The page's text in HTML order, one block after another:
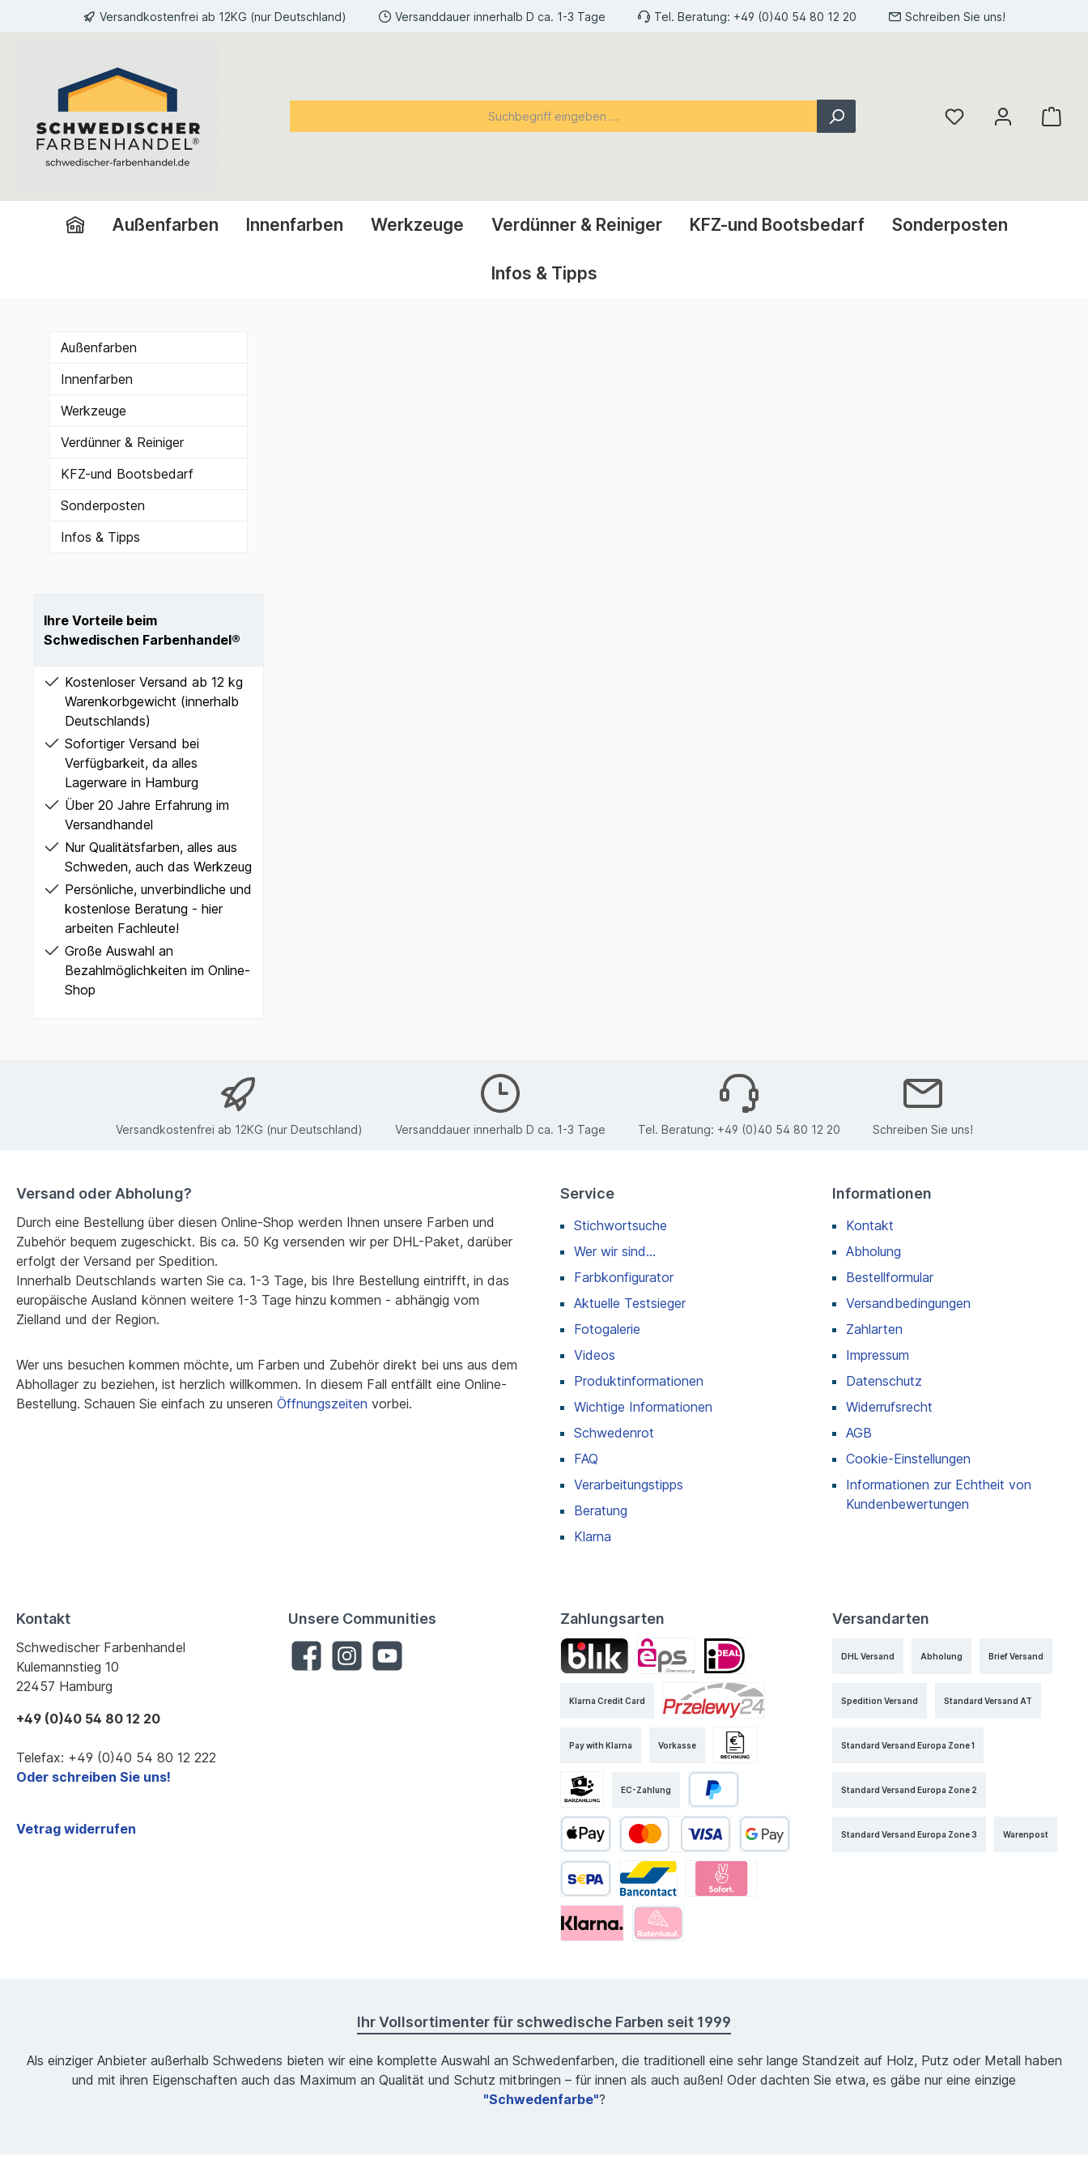
springen Versandkostenfrei ab 12KG (nur Deutschland) Versanddauer innerhalb D ca. 1-3 Tage Tel. Beratung: +49 (0)40 54 80 12 20 Schreiben Sie uns!
Außenfarben Innenfarben Werkzeuge Verdünner & Reiniger KFZ-und Bootsbedarf Sonderposten
Infos & Tipps
Außenfarben
Innenfarben
Werkzeuge
Verdünner & Reiniger
KFZ-und Bootsbedarf
Sonderposten
Infos & Tipps
Ihre Vorteile beim
Schwedischen Farbenhandel®
Kostenloser Versand ab 12 kg
Warenkorbgewicht (innerhalb
Deutschlands)
Sofortiger Versand bei
Verfügbarkeit, da alles
Lagerware in Hamburg
Über 20 Jahre Erfahrung im
Versandhandel
Nur Qualitätsfarben, alles aus
Schweden, auch das Werkzeug
Persönliche, unverbindliche und
kostenlose Beratung - hier
arbeiten Fachleute!
Große Auswahl an
Bezahlmöglichkeiten im Online-
Shop
Versandkostenfrei ab 12KG (nur Deutschland) Versanddauer innerhalb D ca. 1-3 Tage Tel. Beratung: +49 (0)40 54 80 12 20 Schreiben Sie uns!
Versand oder Abholung?
Durch eine Bestellung über diesen Online-Shop werden Ihnen unsere Farben und
Zubehör bequem zugeschickt. Bis ca. 50 Kg versenden wir per DHL-Paket, darüber
erfolgt der Versand per Spedition.
Innerhalb Deutschlands warten Sie ca. 1-3 Tage, bis Ihre Bestellung eintrifft, in das
europäische Ausland können weitere 1-3 Tage hinzu kommen - abhängig vom
Zielland und der Region.
Wer uns besuchen kommen möchte, um Farben und Zubehör direkt bei uns aus dem
Abhollager zu beziehen, ist herzlich willkommen. In diesem Fall entfällt eine Online-
Bestellung. Schauen Sie einfach zu unseren Öffnungszeiten vorbei.
Service
Stichwortsuche
Wer wir sind...
Farbkonfigurator
Aktuelle Testsieger
Fotogalerie
Videos
Produktinformationen
Wichtige Informationen
Schwedenrot
FAQ
Verarbeitungstipps
Beratung
Klarna
Informationen
Kontakt
Abholung
Bestellformular
Versandbedingungen
Zahlarten
Impressum
Datenschutz
Widerrufsrecht
AGB
Cookie-Einstellungen
Informationen zur Echtheit von
Kundenbewertungen
Kontakt
Schwedischer Farbenhandel
Kulemannstieg 10
22457 Hamburg
+49 (0)40 54 80 12 20
Telefax: +49 (0)40 54 80 12 222
Oder schreiben Sie uns!
Vetrag widerrufen
Unsere Communities Zahlungsarten
Klarna Credit Card
Pay with Klarna Vorkasse
EC-Zahlung
Versandarten
DHL Versand Abholung Brief Versand
Spedition Versand Standard Versand AT
Standard Versand Europa Zone 1
Standard Versand Europa Zone 2
Standard Versand Europa Zone 3 Warenpost
Ihr Vollsortimenter für schwedische Farben seit 1999
Als einziger Anbieter außerhalb Schwedens bieten wir eine komplette Auswahl an Schwedenfarben, die traditionell eine sehr lange Standzeit auf Holz, Putz oder Metall haben
und mit ihren Eigenschaften auch das Maximum an Qualität und Schutz mitbringen – für innen als auch außen! Oder dachten Sie etwa, es gäbe nur eine einzige
"Schwedenfarbe"?